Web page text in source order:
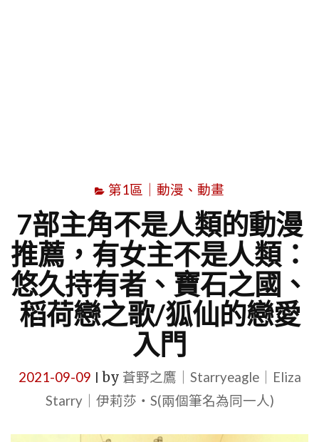
第1區｜動漫、動畫
7部主角不是人類的動漫
推薦，有女主不是人類：
悠久持有者、寶石之國、
稻荷戀之歌/狐仙的戀愛
入門
2021-09-09 by 蒼野之鷹｜Starryeagle｜Eliza
Starry｜伊莉莎・S(兩個筆名為同一人)